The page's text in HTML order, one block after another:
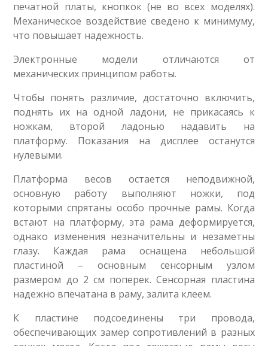
печатной платы, кнопкок (не во всех моделях).
Механическое воздействие сведено к минимуму,
что повышает надежность.
Электронные модели отличаются от
механических принципом работы.
Чтобы понять различие, достаточно включить,
поднять их на одной ладони, не прикасаясь к
ножкам, второй ладонью надавить на
платформу. Показания на дисплее останутся
нулевыми.
Платформа весов остается неподвижной,
основную работу выполняют ножки, под
которыми спрятаны особо прочные рамы. Когда
встают на платформу, эта рама деформируется,
однако изменения незначительны и незаметны
глазу. Каждая рама оснащена небольшой
пластиной – основным сенсорным узлом
размером до 2 см поперек. Сенсорная пластина
надежно впечатана в раму, залита клеем.
К пластине подсоединены три провода,
обеспечивающих замер сопротивлений в разных